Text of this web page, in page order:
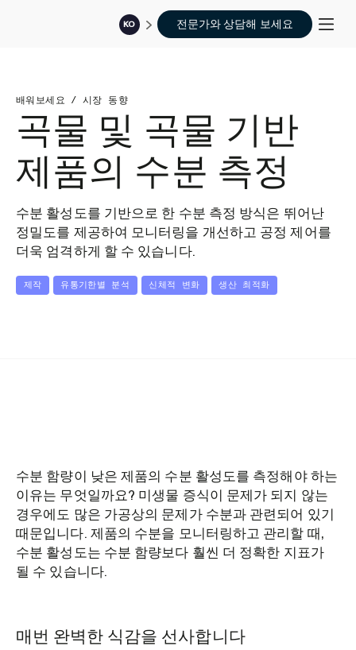
KO 전문가와 상담해 보세요
배워보세요 / 시장 동향
곡물 및 곡물 기반
제품의 수분 측정
수분 활성도를 기반으로 한 수분 측정 방식은 뛰어난
정밀도를 제공하여 모니터링을 개선하고 공정 제어를
더욱 엄격하게 할 수 있습니다.
제작 유통기한별 분석 신체적 변화 생산 최적화
수분 함량이 낮은 제품의 수분 활성도를 측정해야 하는
이유는 무엇일까요? 미생물 증식이 문제가 되지 않는
경우에도 많은 가공상의 문제가 수분과 관련되어 있기
때문입니다. 제품의 수분을 모니터링하고 관리할 때,
수분 활성도는 수분 함량보다 훨씬 더 정확한 지표가
될 수 있습니다.
매번 완벽한 식감을 선사합니다